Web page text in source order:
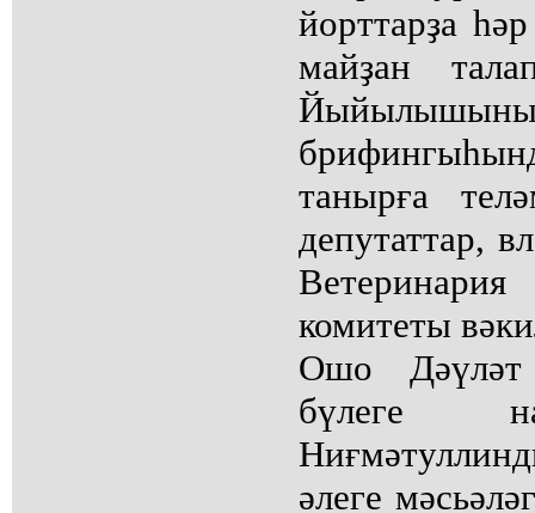
йорттарҙа
майҙан
танырға
депутаттар,
комитеты
Ошо Дәүләт
бүлеге
әлеге